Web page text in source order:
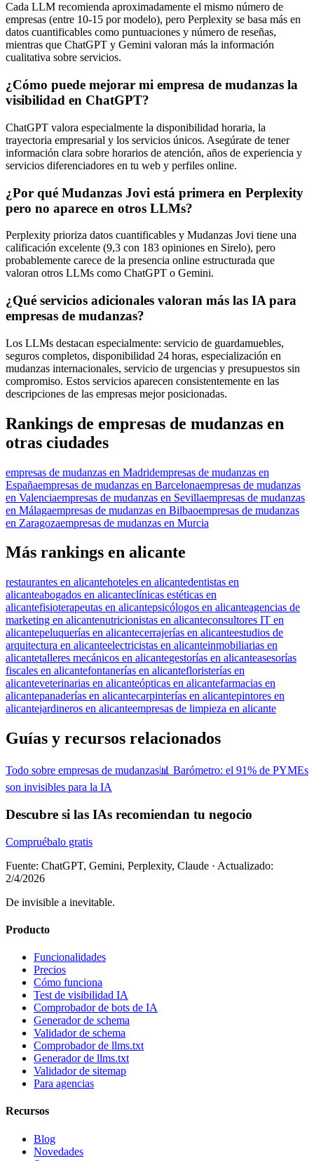
Cada LLM recomienda aproximadamente el mismo número de
empresas (entre 10-15 por modelo), pero Perplexity se basa más en
datos cuantificables como puntuaciones y número de reseñas,
mientras que ChatGPT y Gemini valoran más la información
cualitativa sobre servicios.
¿Cómo puede mejorar mi empresa de mudanzas la
visibilidad en ChatGPT?
ChatGPT valora especialmente la disponibilidad horaria, la
trayectoria empresarial y los servicios únicos. Asegúrate de tener
información clara sobre horarios de atención, años de experiencia y
servicios diferenciadores en tu web y perfiles online.
¿Por qué Mudanzas Jovi está primera en Perplexity
pero no aparece en otros LLMs?
Perplexity prioriza datos cuantificables y Mudanzas Jovi tiene una
calificación excelente (9,3 con 183 opiniones en Sirelo), pero
probablemente carece de la presencia online estructurada que
valoran otros LLMs como ChatGPT o Gemini.
¿Qué servicios adicionales valoran más las IA para
empresas de mudanzas?
Los LLMs destacan especialmente: servicio de guardamuebles,
seguros completos, disponibilidad 24 horas, especialización en
mudanzas internacionales, servicio de urgencias y presupuestos sin
compromiso. Estos servicios aparecen consistentemente en las
descripciones de las empresas mejor posicionadas.
Rankings de empresas de mudanzas en
otras ciudades
empresas de mudanzas en Madridempresas de mudanzas en
Españaempresas de mudanzas en Barcelonaempresas de mudanzas
en Valenciaempresas de mudanzas en Sevillaempresas de mudanzas
en Málagaempresas de mudanzas en Bilbaoempresas de mudanzas
en Zaragozaempresas de mudanzas en Murcia
Más rankings en alicante
restaurantes en alicantehoteles en alicantedentistas en
alicanteabogados en alicanteclínicas estéticas en
alicantefisioterapeutas en alicantepsicólogos en alicanteagencias de
marketing en alicantenutricionistas en alicanteconsultores IT en
alicantepeluquerías en alicantecerrajerías en alicanteestudios de
arquitectura en alicanteelectricistas en alicanteinmobiliarias en
alicantetalleres mecánicos en alicantegestorías en alicanteasesorías
fiscales en alicantefontanerías en alicantefloristerías en
alicanteveterinarias en alicanteópticas en alicantefarmacias en
alicantepanaderías en alicantecarpinterías en alicantepintores en
alicantejardineros en alicanteempresas de limpieza en alicante
Guías y recursos relacionados
Todo sobre empresas de mudanzas📊 Barómetro: el 91% de PYMEs
son invisibles para la IA
Descubre si las IAs recomiendan tu negocio
Compruébalo gratis
Fuente: ChatGPT, Gemini, Perplexity, Claude · Actualizado:
2/4/2026
De invisible a inevitable.
Producto
Funcionalidades
Precios
Cómo funciona
Test de visibilidad IA
Comprobador de bots de IA
Generador de schema
Validador de schema
Comprobador de llms.txt
Generador de llms.txt
Validador de sitemap
Para agencias
Recursos
Blog
Novedades